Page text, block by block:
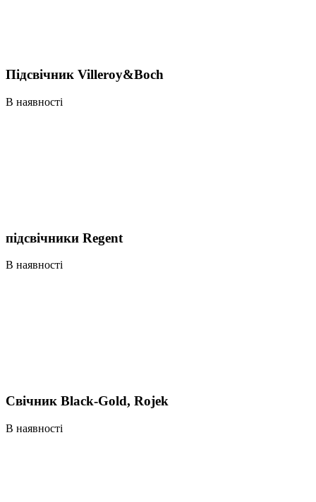
Підсвічник Villeroy&Boch
В наявності
підсвічники Regent
В наявності
Свічник Black-Gold, Rojek
В наявності